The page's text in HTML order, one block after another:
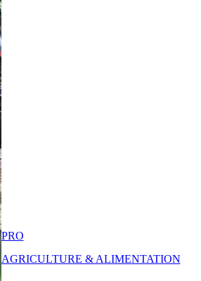
PRO
AGRICULTURE & ALIMENTATION